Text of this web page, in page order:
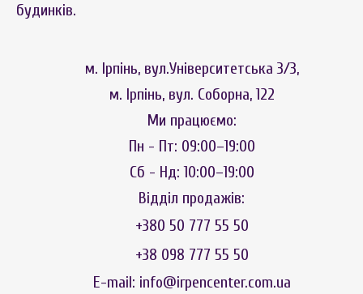
будинків.
м. Ірпінь, вул.Університетська 3/3,
м. Ірпінь, вул. Соборна, 122
Ми працюємо:
Пн - Пт: 09:00–19:00
Сб - Нд: 10:00–19:00
Відділ продажів:
+380 50 777 55 50
+38 098 777 55 50
E-mail: info@irpencenter.com.ua